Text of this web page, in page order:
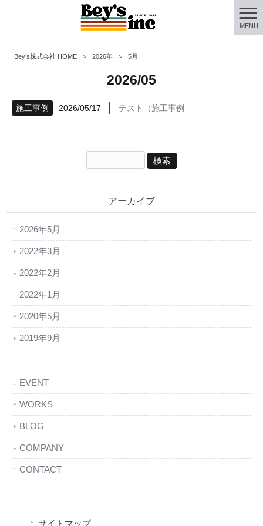
MENU
Bey’s株式会社 HOME > 2026年 > 5月
2026/05
施工事例 2026/05/17 テスト（施工事例
アーカイブ
2026年5月
2022年3月
2022年2月
2022年1月
2020年5月
2019年9月
EVENT
WORKS
BLOG
COMPANY
CONTACT
サイトマップ